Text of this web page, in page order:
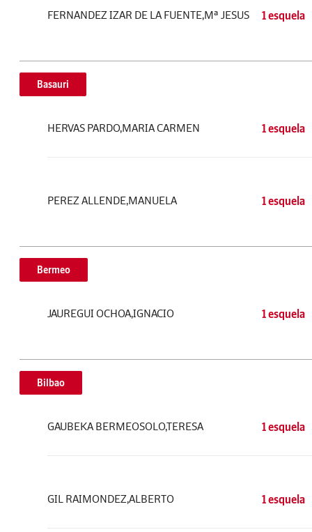
FERNANDEZ IZAR DE LA FUENTE,Mª JESUS 1 esquela
Basauri
HERVAS PARDO,MARIA CARMEN 1 esquela
PEREZ ALLENDE,MANUELA 1 esquela
Bermeo
JAUREGUI OCHOA,IGNACIO 1 esquela
Bilbao
GAUBEKA BERMEOSOLO,TERESA 1 esquela
GIL RAIMONDEZ,ALBERTO 1 esquela